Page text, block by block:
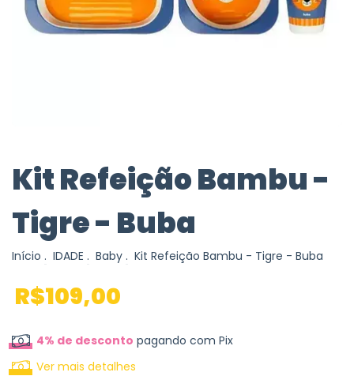
Kit Refeição Bambu -
Tigre - Buba
Início . IDADE . Baby . Kit Refeição Bambu - Tigre - Buba
R$109,00
4% de desconto pagando com Pix
Ver mais detalhes